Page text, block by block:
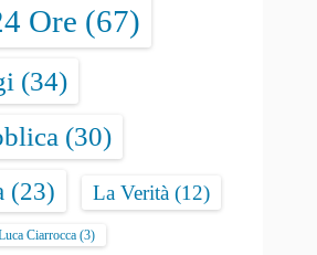
Ore (67)
(34)
(30)
(23) La Verità (12)
Ciarrocca (3)